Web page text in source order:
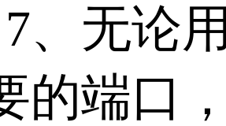
无论用
的端口